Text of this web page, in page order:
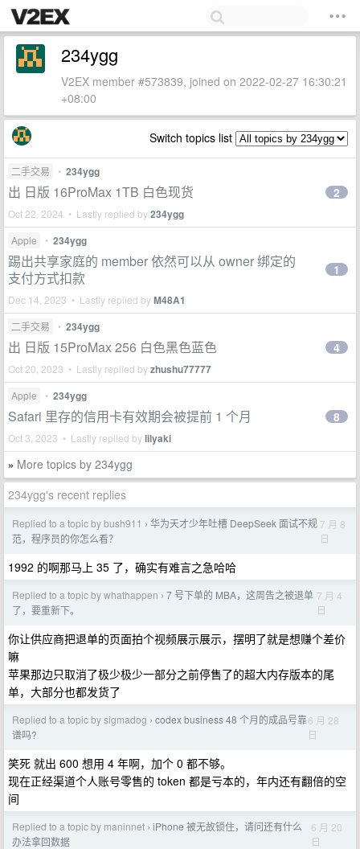
234ygg
V2EX member #573839, joined on 2022-02-27 16:30:21
+08:00
Switch topics list
二手交易 • 234ygg
出 日版 16ProMax 1TB 白色现货
Oct 22, 2024 • Lastly replied by234ygg
2
Apple • 234ygg
踢出共享家庭的 member 依然可以从 owner 绑定的
支付方式扣款
Dec 14, 2023 • Lastly replied byM48A1
1
二手交易 • 234ygg
出 日版 15ProMax 256 白色黑色蓝色
Oct 20, 2023 • Lastly replied byzhushu77777
4
Apple • 234ygg
Safari 里存的信用卡有效期会被提前 1 个月
Oct 3, 2023 • Lastly replied bylilyaki
8
» More topics by 234ygg
234ygg's recent replies
Replied to a topic by bush911 › 华为天才少年吐槽 DeepSeek 面试不规
范，程序员的你怎么看？
7 月 8
日
1992 的啊那马上 35 了，确实有难言之急哈哈
Replied to a topic by whathappen › 7 号下单的 MBA，这周告之被退单
了，要重新下。
7 月 4
日
你让供应商把退单的页面拍个视频展示展示，摆明了就是想赚个差价
嘛
苹果那边只取消了极少极少一部分之前停售了的超大内存版本的尾
单，大部分也都发货了
Replied to a topic by sigmadog › codex business 48 个月的成品号靠
谱吗?
6 月 28
日
笑死 就出 600 想用 4 年啊，加个 0 都不够。
现在正经渠道个人账号零售的 token 都是亏本的，年内还有翻倍的空
间
Replied to a topic by maninnet › iPhone 被无故锁住，请问还有什么
办法拿回数据
6 月 20
日